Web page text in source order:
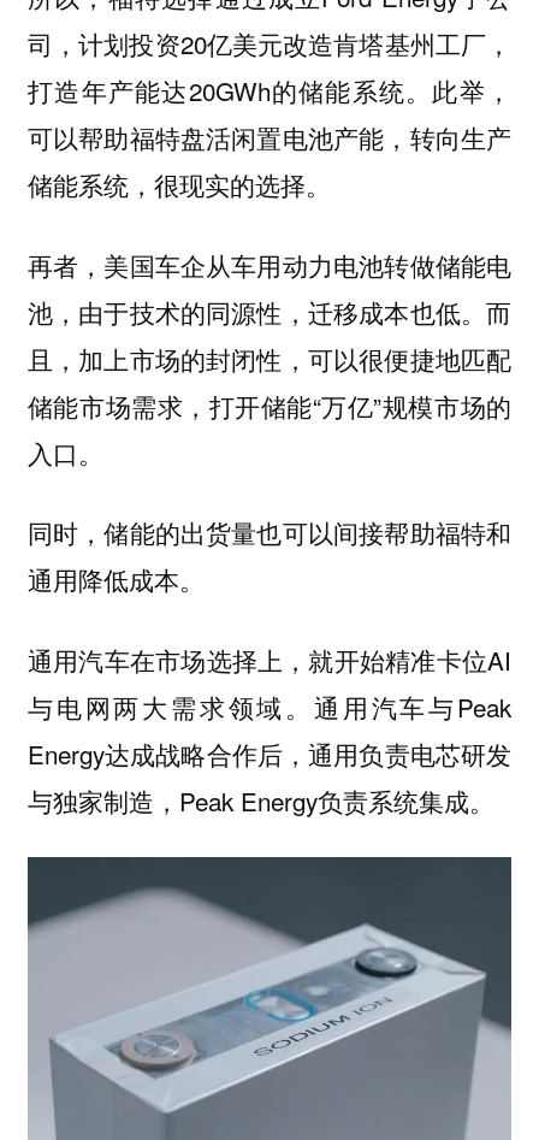
司，计划投资20亿美元改造肯塔基州工厂，
打造年产能达20GWh的储能系统。此举，
可以帮助福特盘活闲置电池产能，转向生产
储能系统，很现实的选择。
再者，美国车企从车用动力电池转做储能电
池，由于技术的同源性，迁移成本也低。而
且，加上市场的封闭性，可以很便捷地匹配
储能市场需求，打开储能“万亿”规模市场的
入口。
同时，储能的出货量也可以间接帮助福特和
通用降低成本。
通用汽车在市场选择上，就开始精准卡位AI
与电网两大需求领域。通用汽车与Peak
Energy达成战略合作后，通用负责电芯研发
与独家制造，Peak Energy负责系统集成。